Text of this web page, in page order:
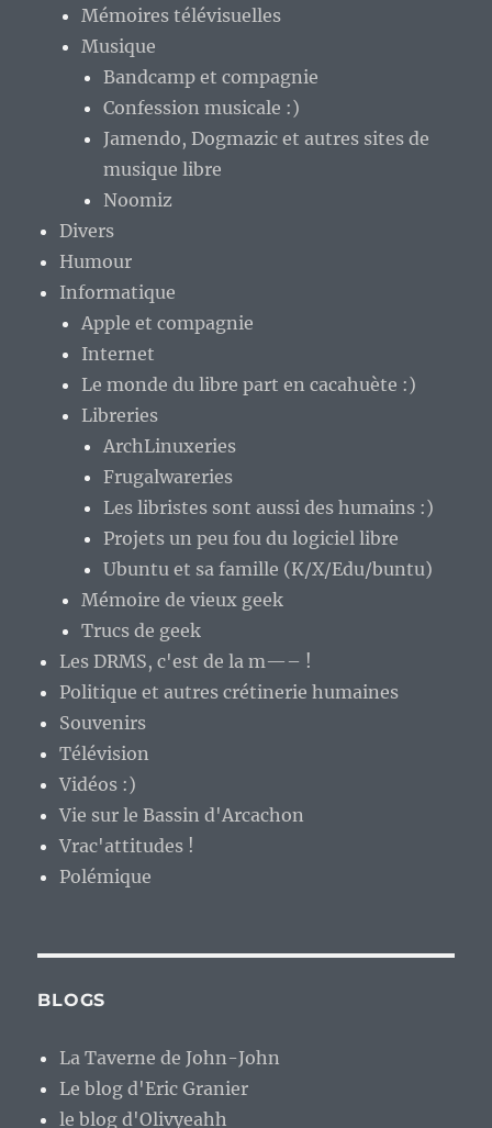
Mémoires télévisuelles
Musique
Bandcamp et compagnie
Confession musicale :)
Jamendo, Dogmazic et autres sites de
musique libre
Noomiz
Divers
Humour
Informatique
Apple et compagnie
Internet
Le monde du libre part en cacahuète :)
Libreries
ArchLinuxeries
Frugalwareries
Les libristes sont aussi des humains :)
Projets un peu fou du logiciel libre
Ubuntu et sa famille (K/X/Edu/buntu)
Mémoire de vieux geek
Trucs de geek
Les DRMS, c'est de la m—– !
Politique et autres crétinerie humaines
Souvenirs
Télévision
Vidéos :)
Vie sur le Bassin d'Arcachon
Vrac'attitudes !
Polémique
BLOGS
La Taverne de John-John
Le blog d'Eric Granier
le blog d'Olivyeahh